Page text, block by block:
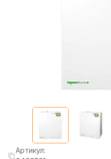
Артикул: